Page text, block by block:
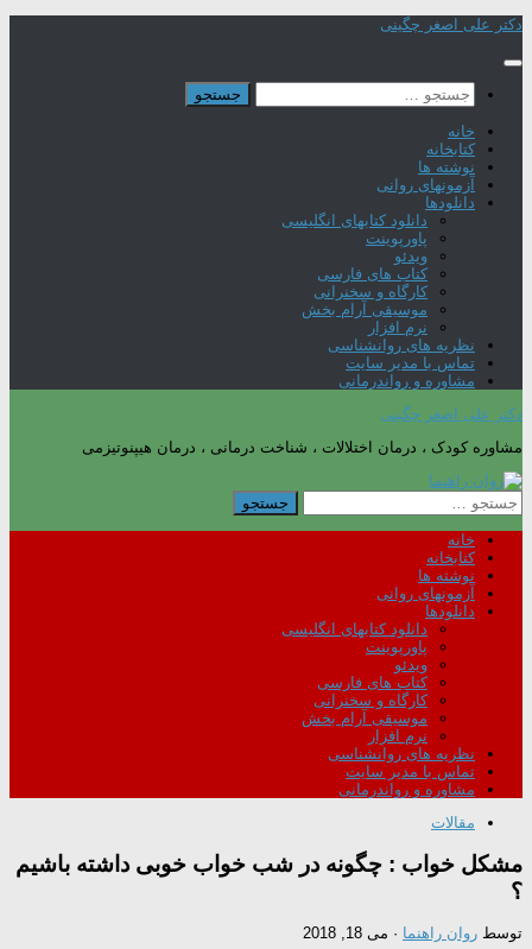
Skip
content
دکتر علی اصغر چگینی
جستجو
برای:
خانه
کتابخانه
نوشته ها
آزمونهای روانی
دانلودها
دانلود کتابهای انگلیسی
پاورپوینت
ویدئو
کتاب های فارسی
کارگاه و سخنرانی
موسیقی آرام بخش
نرم افزار
نظریه های روانشناسی
تماس با مدیر سایت
مشاوره و رواندرمانی
دکتر علی اصغر چگینی
مشاوره کودک ، درمان اختلالات ، شناخت درمانی ، درمان هیپنوتیزمی
جستجو
برای:
خانه
کتابخانه
نوشته ها
آزمونهای روانی
دانلودها
دانلود کتابهای انگلیسی
پاورپوینت
ویدئو
کتاب های فارسی
کارگاه و سخنرانی
موسیقی آرام بخش
نرم افزار
نظریه های روانشناسی
تماس با مدیر سایت
مشاوره و رواندرمانی
مقالات
مشکل خواب : چگونه در شب خواب خوبی داشته باشیم
؟
توسط روان راهنما · می 18, 2018